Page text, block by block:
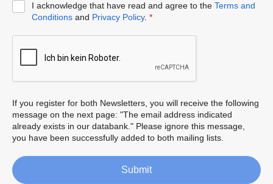
I acknowledge that have read and agree to the Terms and
Conditionsand Privacy Policy. *
If you register for both Newsletters, you will receive the following
message on the next page: "The email address indicated
already exists in our databank." Please ignore this message,
you have been successfully added to both mailing lists.
Submit